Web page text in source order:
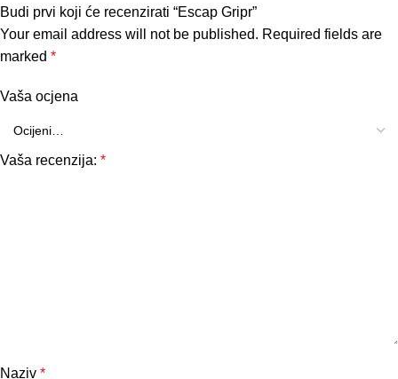
Budi prvi koji će recenzirati “Escap Gripr”
Your email address will not be published. Required fields are
marked *
Vaša ocjena
Vaša recenzija: *
Naziv *